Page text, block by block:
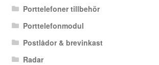
Porttelefoner tillbehör
Porttelefonmodul
Postlådor & brevinkast
Radar